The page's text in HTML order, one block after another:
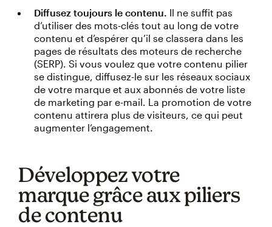
Diffusez toujours le contenu. Il ne suffit pas
d’utiliser des mots-clés tout au long de votre
contenu et d’espérer qu’il se classera dans les
pages de résultats des moteurs de recherche
(SERP). Si vous voulez que votre contenu pilier
se distingue, diffusez-le sur les réseaux sociaux
de votre marque et aux abonnés de votre liste
de marketing par e-mail. La promotion de votre
contenu attirera plus de visiteurs, ce qui peut
augmenter l’engagement.
Développez votre
marque grâce aux piliers
de contenu